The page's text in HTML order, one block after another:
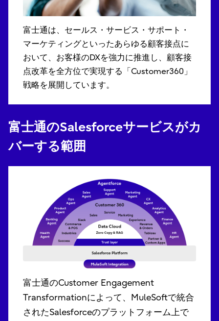
富士通は、セールス・サービス・サポート・
マーケティングといったあらゆる顧客接点に
おいて、お客様のDXを強力に推進し、顧客接
点改革を全方位で実現する「Customer360」
戦略を展開しています。
富士通のSalesforceサービスがカ
バーする範囲
富士通のCustomer Engagement
Transformationによって、MuleSoftで統合
されたSalesforceのプラットフォーム上で